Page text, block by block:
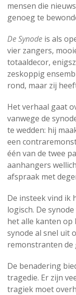
mensen die
genoeg te
De Synode is als
vier zangers,
totaaldecor,
zeskoppig
rond, maar zij
Het verhaal gaat
vanwege de
te wedden: hij
een
één van de twee
aanhangers
afspraak met
De insteek vind ik
logisch. De
het alle kanten op
synode al snel uit
remonstranten de
De benadering
tragedie. Er zijn
tragiek moet